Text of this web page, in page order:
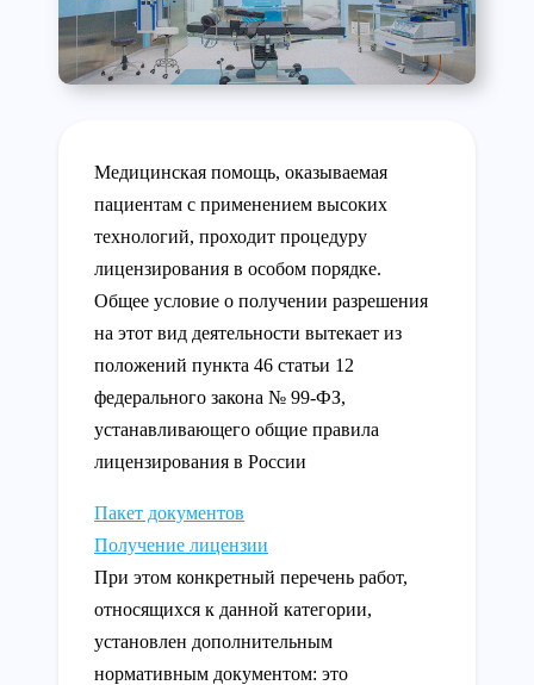
Медицинская помощь, оказываемая
пациентам с применением высоких
технологий, проходит процедуру
лицензирования в особом порядке.
Общее условие о получении разрешения
на этот вид деятельности вытекает из
положений пункта 46 статьи 12
федерального закона № 99-ФЗ,
устанавливающего общие правила
лицензирования в России
Пакет документов
Получение лицензии
При этом конкретный перечень работ,
относящихся к данной категории,
установлен дополнительным
нормативным документом: это